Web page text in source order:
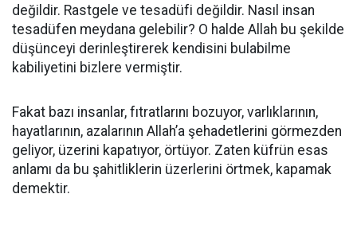
değildir. Rastgele ve tesadüfi değildir. Nasıl insan
tesadüfen meydana gelebilir? O halde Allah bu şekilde
düşünceyi derinleştirerek kendisini bulabilme
kabiliyetini bizlere vermiştir.
Fakat bazı insanlar, fıtratlarını bozuyor, varlıklarının,
hayatlarının, azalarının Allah’a şehadetlerini görmezden
geliyor, üzerini kapatıyor, örtüyor. Zaten küfrün esas
anlamı da bu şahitliklerin üzerlerini örtmek, kapamak
demektir.